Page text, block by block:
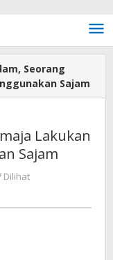
Seorang
Sajam
Lakukan
Sajam
Dilihat